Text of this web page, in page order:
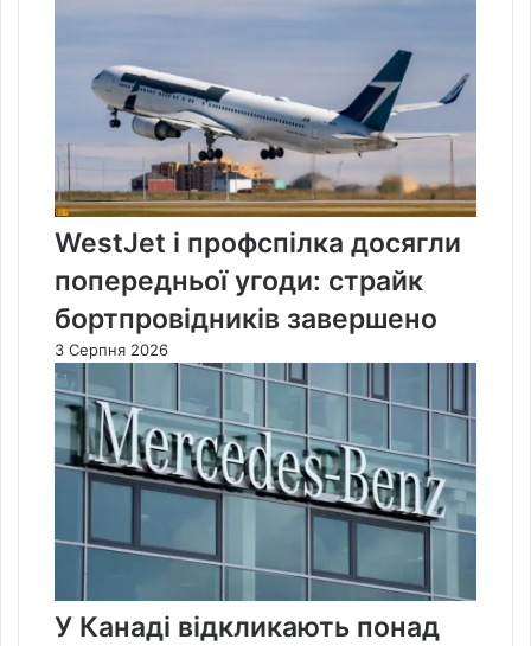
WestJet і профспілка досягли
попередньої угоди: страйк
бортпровідників завершено
3 Серпня 2026
У Канаді відкликають понад